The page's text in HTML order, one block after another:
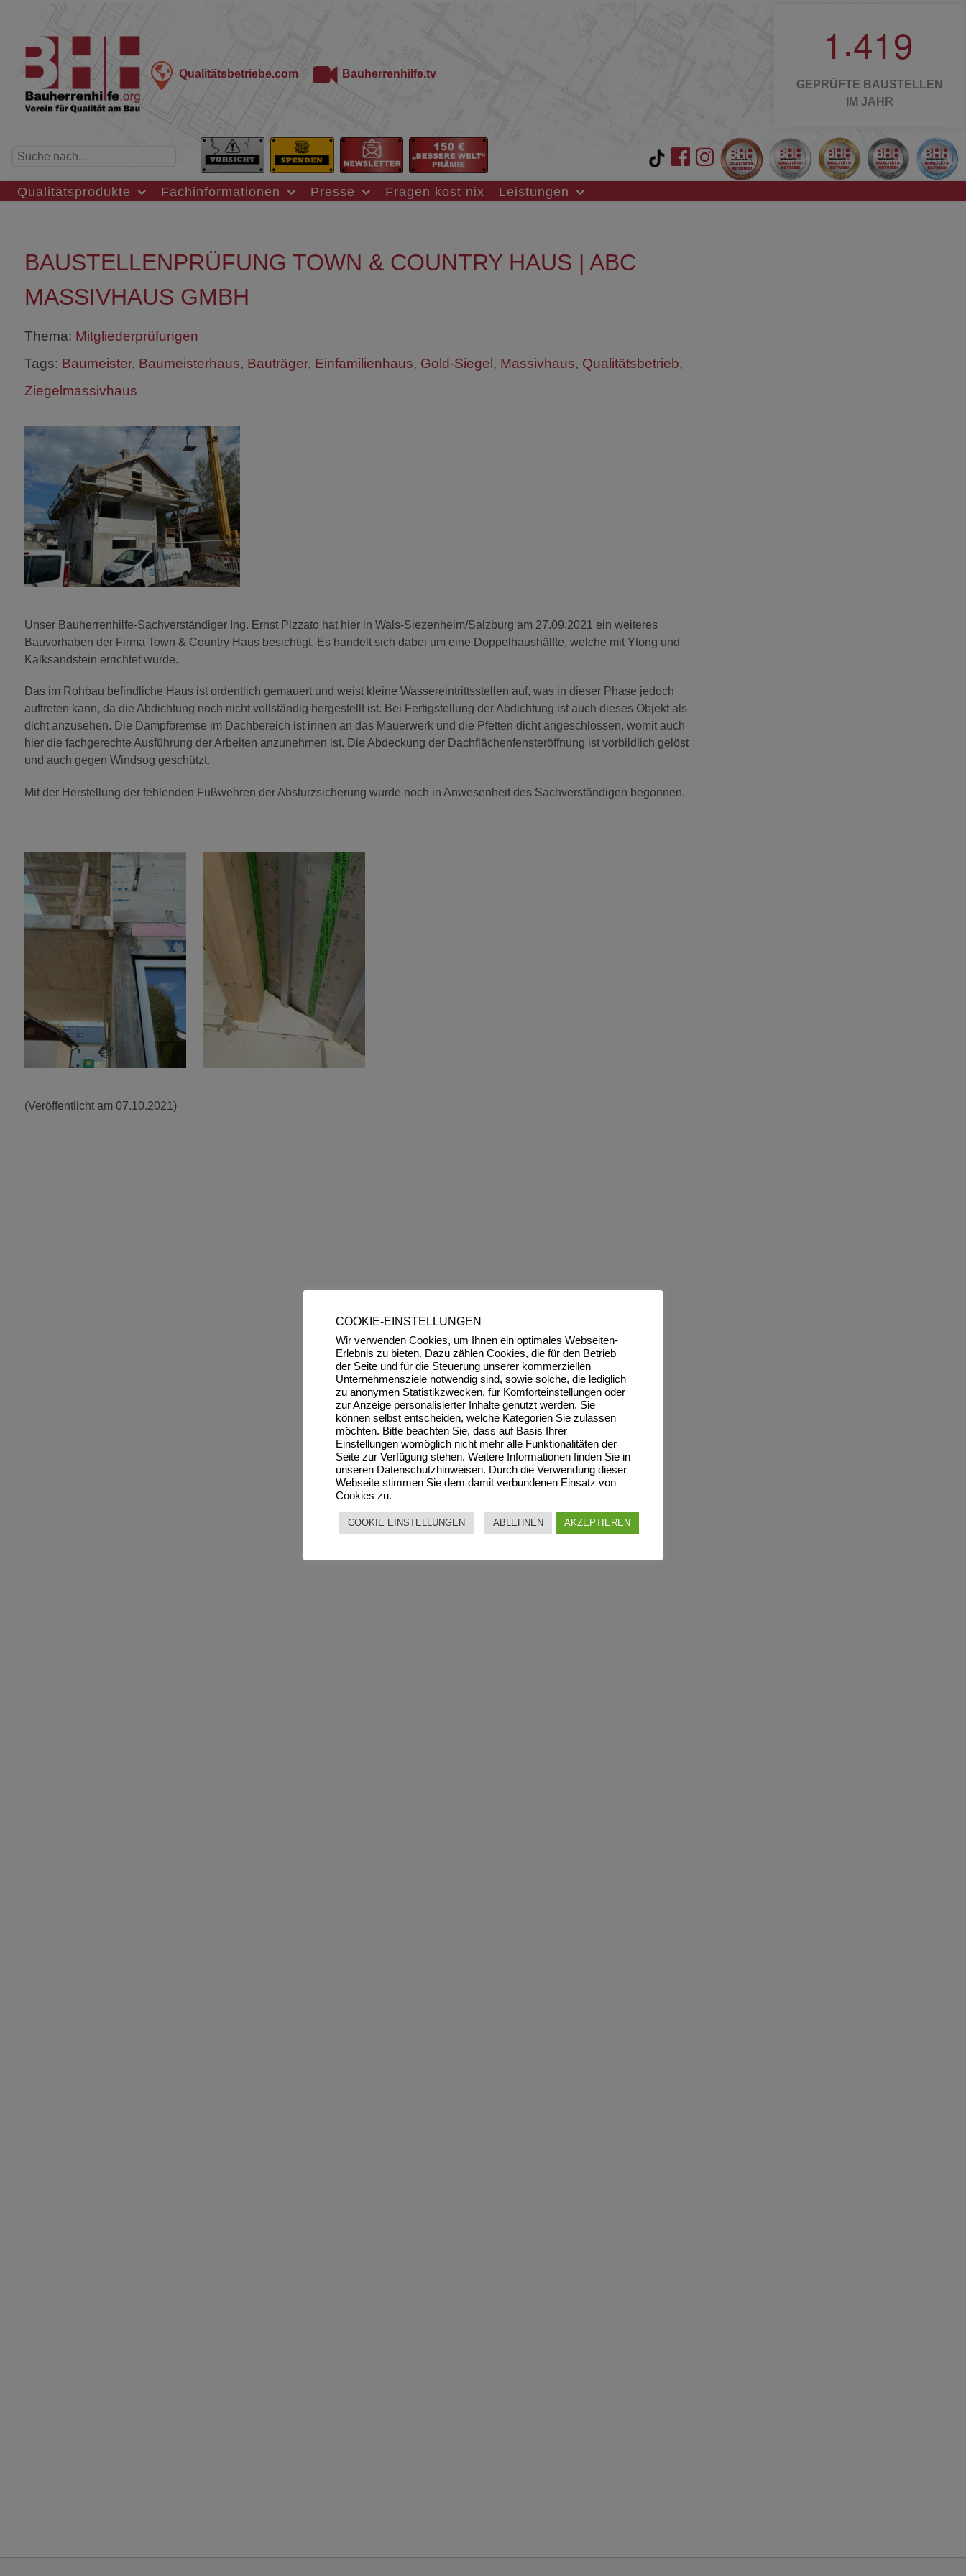
Qualitätsbetriebe.com Bauherrenhilfe.tv
1 .419
GEPRÜFTE BAUSTELLEN
IM JAHR
Qualitätsprodukte Fachinformationen Presse Fragen kost nix Leistungen
BAUSTELLENPRÜFUNG TOWN & COUNTRY HAUS | ABC
MASSIVHAUS GMBH
Thema: Mitgliederprüfungen
Tags: Baumeister, Baumeisterhaus, Bauträger, Einfamilienhaus, Gold-Siegel, Massivhaus, Qualitätsbetrieb,
Ziegelmassivhaus
Unser Bauherrenhilfe-Sachverständiger Ing. Ernst Pizzato hat hier in Wals-Siezenheim/Salzburg am 27.09.2021 ein weiteres
Bauvorhaben der Firma Town & Country Haus besichtigt. Es handelt sich dabei um eine Doppelhaushälfte, welche mit Ytong und
Kalksandstein errichtet wurde.
Das im Rohbau befindliche Haus ist ordentlich gemauert und weist kleine Wassereintrittsstellen auf, was in dieser Phase jedoch
auftreten kann, da die Abdichtung noch nicht vollständig hergestellt ist. Bei Fertigstellung der Abdichtung ist auch dieses Objekt als
dicht anzusehen. Die Dampfbremse im Dachbereich ist innen an das Mauerwerk und die Pfetten dicht angeschlossen, womit auch
hier die fachgerechte Ausführung der Arbeiten anzunehmen ist. Die Abdeckung der Dachflächenfensteröffnung ist vorbildlich gelöst
und auch gegen Windsog geschützt.
Mit der Herstellung der fehlenden Fußwehren der Absturzsicherung wurde noch in Anwesenheit des Sachverständigen begonnen.
(Veröffentlicht am 07.10.2021)
COOKIE-EINSTELLUNGEN
Wir verwenden Cookies, um Ihnen ein optimales Webseiten-
Erlebnis zu bieten. Dazu zählen Cookies, die für den Betrieb
der Seite und für die Steuerung unserer kommerziellen
Unternehmensziele notwendig sind, sowie solche, die lediglich
zu anonymen Statistikzwecken, für Komforteinstellungen oder
zur Anzeige personalisierter Inhalte genutzt werden. Sie
können selbst entscheiden, welche Kategorien Sie zulassen
möchten. Bitte beachten Sie, dass auf Basis Ihrer
Einstellungen womöglich nicht mehr alle Funktionalitäten der
Seite zur Verfügung stehen. Weitere Informationen finden Sie in
unseren Datenschutzhinweisen. Durch die Verwendung dieser
Webseite stimmen Sie dem damit verbundenen Einsatz von
Cookies zu.
COOKIE EINSTELLUNGEN ABLEHNEN AKZEPTIEREN